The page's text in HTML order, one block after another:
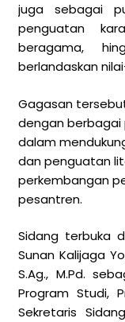
juga sebagai
penguatan
beragama,
berlandaskan
Gagasan
dengan berbagai
dalam
dan penguatan
perkembangan
pesantren.
Sidang terbuka
Sunan Kalijaga
S.Ag., M.Pd.
Program Studi,
Sekretaris